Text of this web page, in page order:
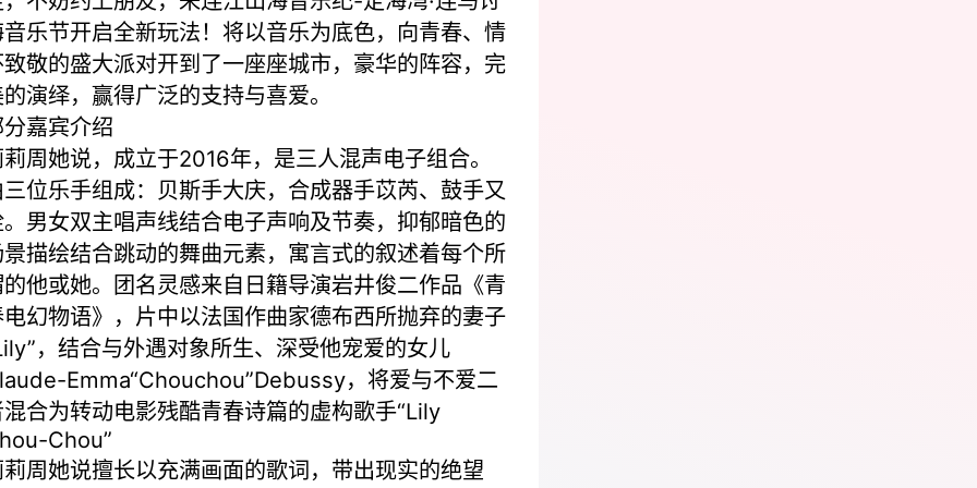
乐节开启全新玩法！将以音乐为底色，向青春、情
敬的盛大派对开到了一座座城市，豪华的阵容，完
演绎，赢得广泛的支持与喜爱。
嘉宾介绍
周她说，成立于2016年，是三人混声电子组合。
位乐手组成：贝斯手大庆，合成器手苡芮、鼓手又
男女双主唱声线结合电子声响及节奏，抑郁暗色的
描绘结合跳动的舞曲元素，寓言式的叙述着每个所
他或她。团名灵感来自日籍导演岩井俊二作品《青
幻物语》，片中以法国作曲家德布西所抛弃的妻子
，结合与外遇对象所生、深受他宠爱的女儿
Emma“Chouchou”Debussy，将爱与不爱二
合为转动电影残酷青春诗篇的虚构歌手“Lily
Chou”
周她说擅长以充满画面的歌词，带出现实的绝望